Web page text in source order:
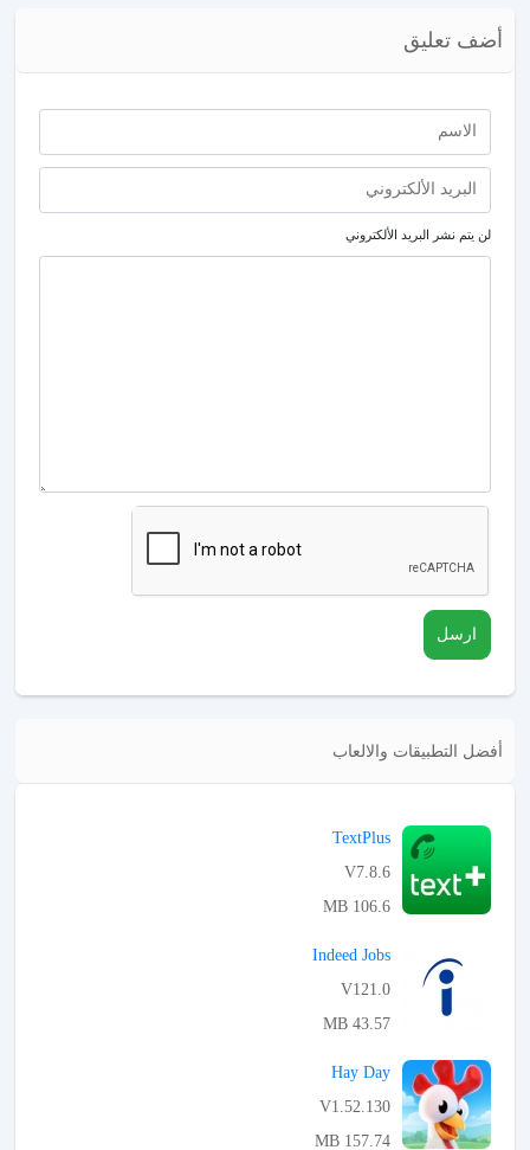
أضف تعليق
لن يتم نشر البريد الألكتروني
ارسل
أفضل التطبيقات والالعاب
TextPlus
V7.8.6
106.6 MB
Indeed Jobs
V121.0
43.57 MB
Hay Day
V1.52.130
157.74 MB